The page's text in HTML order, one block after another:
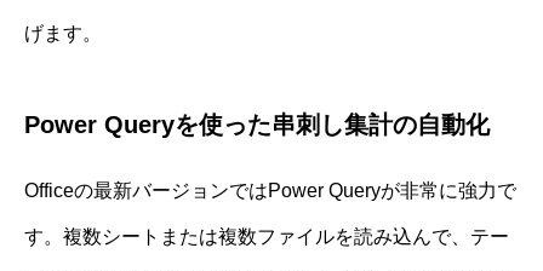
げます。
Power Queryを使った串刺し集計の自動化
Officeの最新バージョンではPower Queryが非常に強力で
す。複数シートまたは複数ファイルを読み込んで、テー